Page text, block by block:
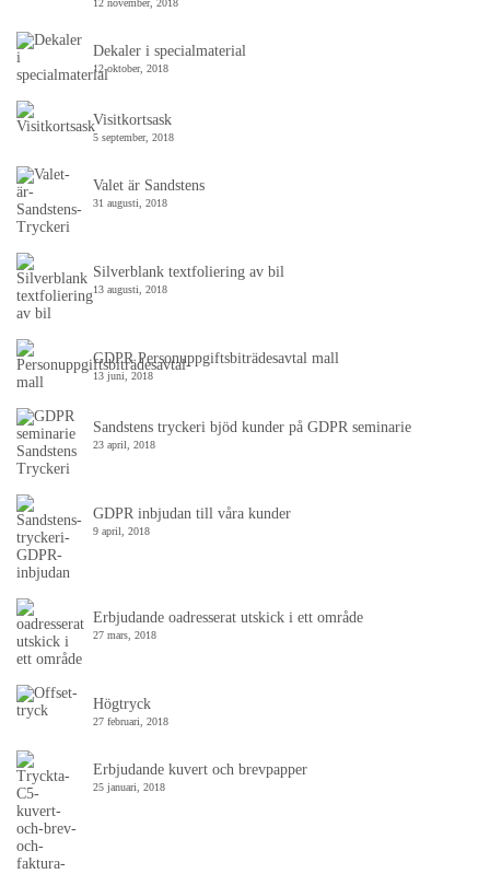
Dekaler i specialmaterial
12 oktober, 2018
Visitkortsask
5 september, 2018
Valet är Sandstens
31 augusti, 2018
Silverblank textfoliering av bil
13 augusti, 2018
GDPR Personuppgiftsbiträdesavtal mall
13 juni, 2018
Sandstens tryckeri bjöd kunder på GDPR seminarie
23 april, 2018
GDPR inbjudan till våra kunder
9 april, 2018
Erbjudande oadresserat utskick i ett område
27 mars, 2018
Högtryck
27 februari, 2018
Erbjudande kuvert och brevpapper
25 januari, 2018